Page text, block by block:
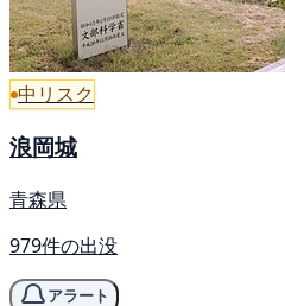
中リスク
浪岡城
青森県
979件の出没
アラート